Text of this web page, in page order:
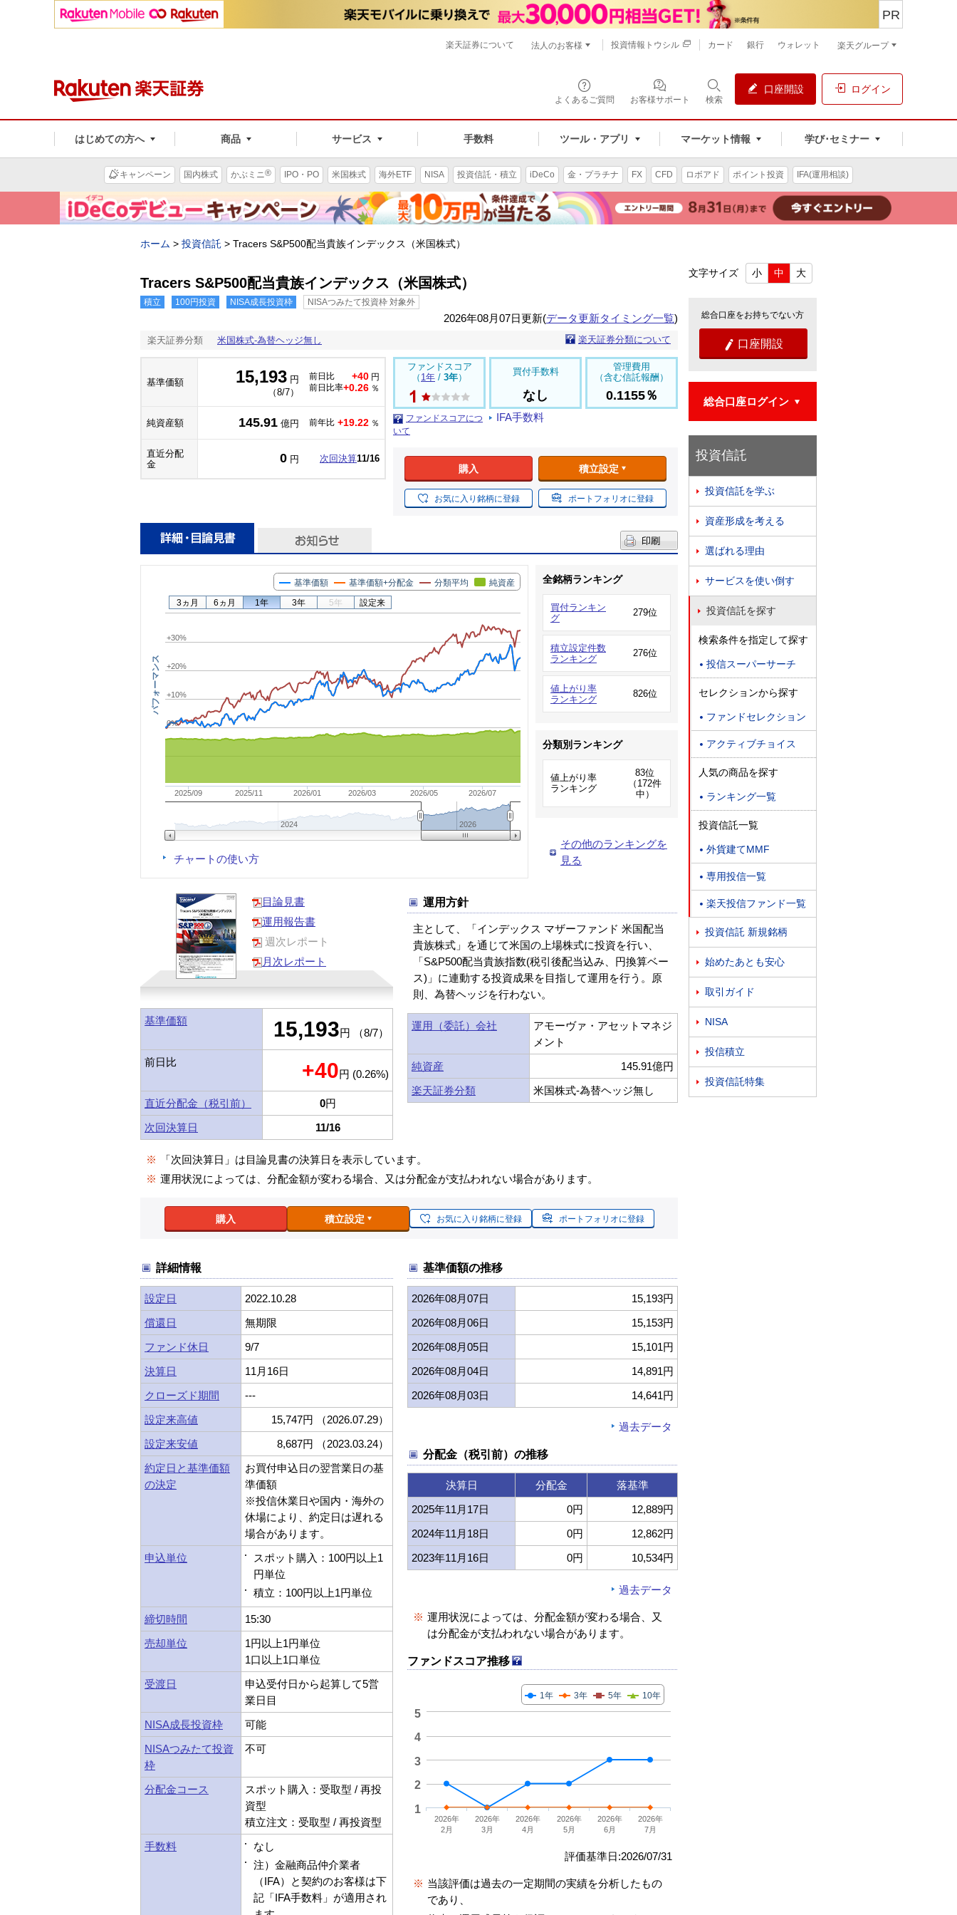
よくあるご質問 お客様サポート 検索
口座開設 ログイン
はじめての方へ 商品 サービス 手数料 ツール・アプリ マーケット情報 学び･セミナー
PR
楽天証券について 法人のお客様 投資情報トウシル カード 銀行 ウォレット 楽天グループ
キャンペーン 国内株式 かぶミニ® IPO・PO 米国株式 海外ETF NISA 投資信託・積立 iDeCo 金・プラチナ FX CFD ロボアド ポイント投資 IFA(運用相談)
ホーム > 投資信託 > Tracers S&P500配当貴族インデックス（米国株式）
Tracers S&P500配当貴族インデックス（米国株式）
積立 100円投資 NISA成長投資枠 NISAつみたて投資枠 対象外
2026年08月07日更新(データ更新タイミング一覧)
楽天証券分類 米国株式-為替ヘッジ無し 楽天証券分類について
基準価額 15,193 円
（8/7）
前日比 +40 円
前日比率+0.26 ％
純資産額 145.91 億円 前年比 +19.22 ％
直近分配
金
0 円 次回決算11/16
ファンドスコア
（ 1年 / 3年）
ファンドスコアにつ
いて
買付手数料
なし
IFA手数料
管理費用
（含む信託報酬）
0.1155％
購入 積立設定
お気に入り銘柄に登録 ポートフォリオに登録
パフォーマンス
基準価額 基準価額+分配金 分類平均 純資産
2025/09 2025/11 2026/01 2026/03 2026/05 2026/07
2024 2026
0%
+10%
+20%
+30%
3ヵ月 6ヵ月 1年 3年 5年 設定来
チャートの使い方
全銘柄ランキング
買付ランキン
グ
279位
積立設定件数
ランキング
276位
値上がり率
ランキング
826位
分類別ランキング
値上がり率
ランキング
83位
（172件
中）
その他のランキングを
見る
目論見書
運用報告書
週次レポート
月次レポート
基準価額 15,193円 （8/7）
前日比 +40円 (0.26%)
直近分配金（税引前） 0円
次回決算日
11/16
運用方針
主として、「インデックス マザーファンド 米国配当
貴族株式」を通じて米国の上場株式に投資を行い、
「S&P500配当貴族指数(税引後配当込み、円換算ベー
ス)」に連動する投資成果を目指して運用を行う。原
則、為替ヘッジを行わない。
運用（委託）会社
アモーヴァ・アセットマネジ
メント
純資産
145.91億円
楽天証券分類
米国株式-為替ヘッジ無し
※
「次回決算日」は目論見書の決算日を表示しています。
※ 運用状況によっては、分配金額が変わる場合、又は分配金が支払われない場合があります。
購入 積立設定 お気に入り銘柄に登録 ポートフォリオに登録
詳細情報
設定日
2022.10.28
償還日
無期限
ファンド休日
9/7
決算日
11月16日
クローズド期間
---
設定来高値
15,747円 （2026.07.29）
設定来安値
8,687円 （2023.03.24）
約定日と基準価額
の決定
お買付申込日の翌営業日の基
準価額
※投信休業日や国内・海外の
休場により、約定日は遅れる
場合があります。
申込単位
スポット購入：100円以上1
円単位
積立：100円以上1円単位
締切時間
15:30
売却単位
1円以上1円単位
1口以上1口単位
受渡日
申込受付日から起算して5営
業日目
NISA成長投資枠
可能
NISAつみたて投資
枠
不可
分配金コース
スポット購入：受取型 / 再投
資型
積立注文：受取型 / 再投資型
手数料
なし
注）金融商品仲介業者
（IFA）と契約のお客様は下
記「IFA手数料」が適用され
基準価額の推移
2026年08月07日
15,193円
2026年08月06日
15,153円
2026年08月05日
15,101円
2026年08月04日
14,891円
2026年08月03日
14,641円
過去データ
分配金（税引前）の推移
決算日 分配金
落基準
2025年11月17日
0円
12,889円
2024年11月18日
0円
12,862円
2023年11月16日
0円 10,534円
過去データ
※ 運用状況によっては、分配金額が変わる場合、又
は分配金が支払われない場合があります。
ファンドスコア推移
1年 3年 5年 10年
2026年
2月
2026年
3月
2026年
4月
2026年
5月
2026年
6月
2026年
7月
1
2
3
4
5
評価基準日:2026/07/31
※ 当該評価は過去の一定期間の実績を分析したもの
であり、
文字サイズ 小 中 大
総合口座をお持ちでない方
 口座開設
総合口座ログイン
投資信託
 投資信託を学ぶ
 資産形成を考える
 選ばれる理由
 サービスを使い倒す
 投資信託を探す
検索条件を指定して探す
 投信スーパーサーチ
セレクションから探す
 ファンドセレクション
 アクティブチョイス
人気の商品を探す
 ランキング一覧
投資信託一覧
 外貨建てMMF
 専用投信一覧
 楽天投信ファンド一覧
 投資信託 新規銘柄
 始めたあとも安心
 取引ガイド
 NISA
 投信積立
 投資信託特集